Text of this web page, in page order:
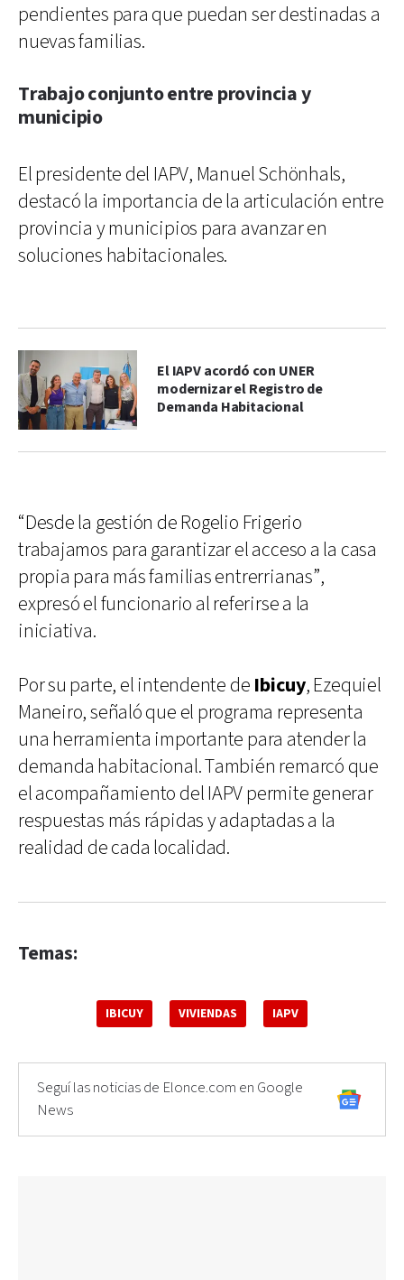
pendientes para que puedan ser destinadas a
nuevas familias.
Trabajo conjunto entre provincia y
municipio
El presidente del IAPV, Manuel Schönhals,
destacó la importancia de la articulación entre
provincia y municipios para avanzar en
soluciones habitacionales.
El IAPV acordó con UNER
modernizar el Registro de
Demanda Habitacional
“Desde la gestión de Rogelio Frigerio
trabajamos para garantizar el acceso a la casa
propia para más familias entrerrianas”,
expresó el funcionario al referirse a la
iniciativa.
Por su parte, el intendente de Ibicuy, Ezequiel
Maneiro, señaló que el programa representa
una herramienta importante para atender la
demanda habitacional. También remarcó que
el acompañamiento del IAPV permite generar
respuestas más rápidas y adaptadas a la
realidad de cada localidad.
Temas:
IBICUY VIVIENDAS IAPV
Seguí las noticias de Elonce.com en Google
News